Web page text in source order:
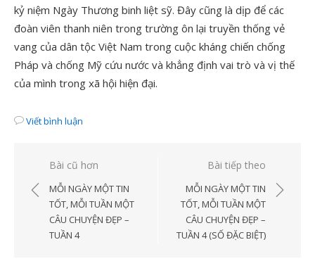
kỷ niệm Ngày Thương binh liệt sỹ. Đây cũng là dịp để các
đoàn viên thanh niên trong trường ôn lại truyền thống vẻ
vang của dân tộc Việt Nam trong cuộc kháng chiến chống
Pháp và chống Mỹ cứu nước và khẳng định vai trò và vị thế
của mình trong xã hội hiện đại.
Viết bình luận
Điều
hướng
viết
Bài cũ hơn
MỖI NGÀY MỘT TIN
TỐT, MỖI TUẦN MỘT
CÂU CHUYỆN ĐẸP –
TUẦN 4
Bài tiếp theo
MỖI NGÀY MỘT TIN
TỐT, MỖI TUẦN MỘT
CÂU CHUYỆN ĐẸP –
TUẦN 4 (SỐ ĐẶC BIỆT)